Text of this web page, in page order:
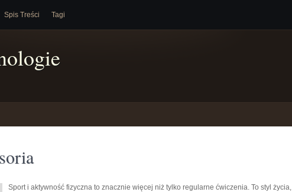
Spis Treści Tagi
Sport i aktywność fizyczna to znacznie więcej niż tylko regularne ćwiczenia. To styl życia,